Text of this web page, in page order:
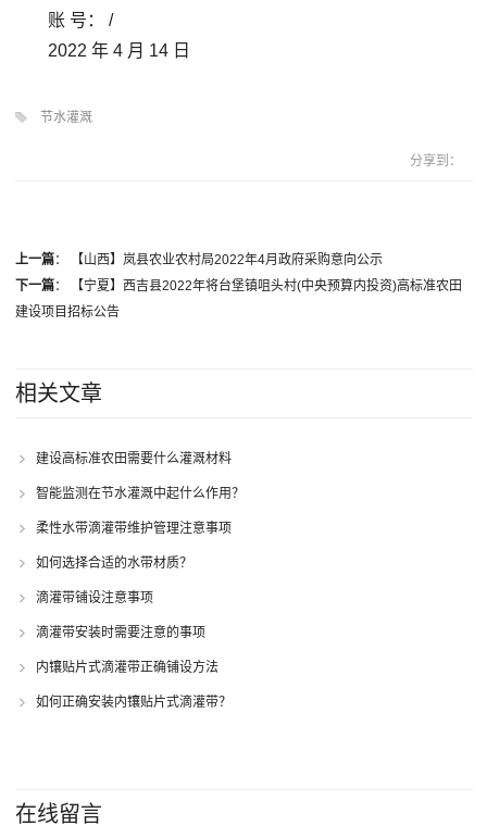
账 号： /
2022 年 4 月 14 日
节水灌溉
分享到：
上一篇：
【山西】岚县农业农村局2022年4月政府采购意向公示
下一篇：
【宁夏】西吉县2022年将台堡镇咀头村(中央预算内投资)高标准农田
建设项目招标公告
相关文章
建设高标准农田需要什么灌溉材料
智能监测在节水灌溉中起什么作用？
柔性水带滴灌带维护管理注意事项
如何选择合适的水带材质？
滴灌带铺设注意事项
滴灌带安装时需要注意的事项
内镶贴片式滴灌带正确铺设方法
如何正确安装内镶贴片式滴灌带？
在线留言